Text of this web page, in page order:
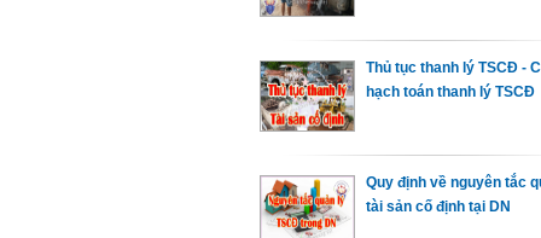
Thủ tục thanh lý TSCĐ -
hạch toán thanh lý TSCĐ
Quy định về nguyên tắc
tài sản cố định tại DN